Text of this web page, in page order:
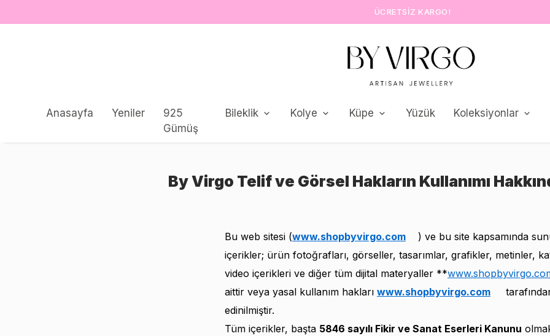
ÜCRETSIZ KARGO!
Anasayfa Yeniler
925
Gümüş
Bileklik Kolye Küpe Yüzük Koleksiyonlar
By Virgo Telif ve Görsel Hakların Kullanımı
Bu web sitesi (www.shopbyvirgo.com
) ve bu site kapsamında
içerikler; ürün fotoğrafları, görseller, tasarımlar, grafikler, metinler,
video içerikleri ve diğer tüm dijital materyaller **
aittir veya yasal kullanım hakları www.shopbyvirgo.com
edinilmiştir.
Tüm içerikler, başta 5846 sayılı Fikir ve Sanat Eserleri Kanunu